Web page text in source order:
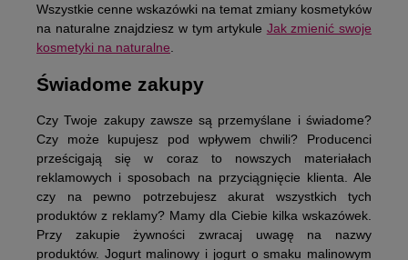
Wszystkie cenne wskazówki na temat zmiany kosmetyków
na naturalne znajdziesz w tym artykule Jak zmienić swoje
kosmetyki na naturalne
Świadome zakupy
Czy Twoje zakupy zawsze są przemyślane i świadome?
Czy może kupujesz pod wpływem chwili? Producenci
prześcigają się w coraz to nowszych materiałach
reklamowych i sposobach na przyciągnięcie klienta. Ale
czy na pewno potrzebujesz akurat wszystkich tych
produktów z reklamy? Mamy dla Ciebie kilka wskazówek.
Przy zakupie żywności zwracaj uwagę na nazwy
produktów. Jogurt malinowy i jogurt o smaku malinowym